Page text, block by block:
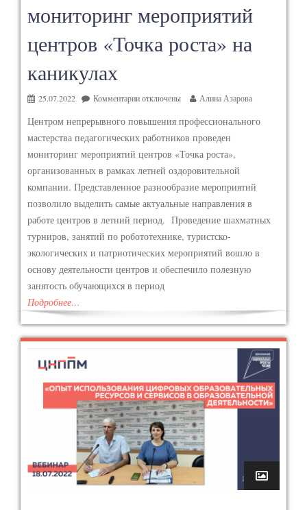
мониторинг мероприятий
центров «Точка роста» на
каникулах
25.07.2022 Комментарииотключены Алина Азарова
Центром непрерывного повышения профессионального
мастерства педагогических работников проведен
мониторинг мероприятий центров «Точка роста»,
организованных в рамках летней оздоровительной
компании. Представленное разнообразие мероприятий
позволило выделить самые актуальные направления в
работе центров в летний период. Проведение шахматных
турниров, занятий по робототехнике, туристско-
экологических и патриотических мероприятий вошло в
основу деятельности центров и обеспечило полезную
занятость обучающихся в период
Подробнее…